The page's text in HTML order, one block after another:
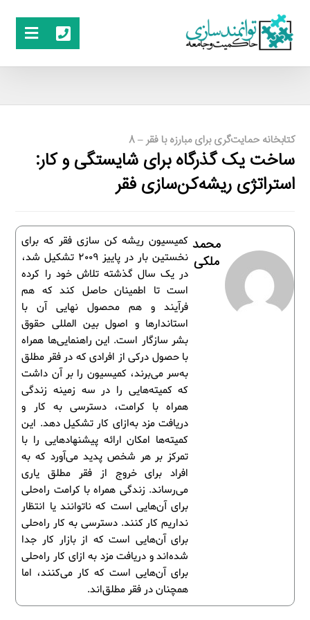
کتابخانه حمایت‌گری برای مبارزه با فقر – 8
ساخت یک گذرگاه برای شایستگی و کار:
استراتژی ریشه‌کن‌سازی فقر
کمیسیون ریشه ­کن سازی فقر که برای
نخستین بار در پاییز 2009 تشکیل شد،
در یک سال گذشته تلاش خود را کرده
است تا اطمینان حاصل کند که هم
فرآیند و هم محصول نهایی آن با
استاندارها و اصول بین المللی حقوق
بشر سازگار است. این راهنمایی‌ها همراه
با حصول درکی از افرادی که در فقر مطلق
به‌سر می‌برند، کمیسیون را بر آن داشت
که کمیته‌هایی را در سه زمینه زندگی
همراه با کرامت، دسترسی به کار و
دریافت مزد به‌ازای کار تشکیل دهد. این
کمیته‌ها امکان ارائه پیشنهادهایی را با
تمرکز بر هر شخص پدید می‌آورد که به
افراد برای خروج از فقر مطلق یاری
می‌رساند. زندگی همراه با کرامت راه‌حلی
برای آن‌هایی است که ناتوانند یا انتظار
نداریم کار کنند. دسترسی به کار راه‌حلی
برای آن‌هایی است که از بازار کار جدا
شده‌اند و دریافت مزد به ازای کار راه‌حلی
برای آن‌هایی است که کار می‌کنند، اما
همچنان در فقر مطلق‌اند.
محمد
ملکی